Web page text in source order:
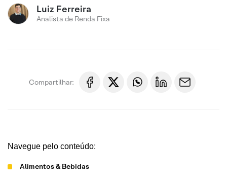
Luiz Ferreira
Analista de Renda Fixa
Compartilhar:
Navegue pelo conteúdo:
Alimentos & Bebidas